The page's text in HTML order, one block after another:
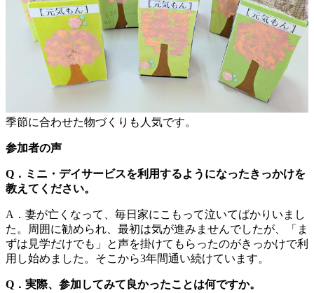
季節に合わせた物づくりも人気です。
参加者の声
Q．ミニ・デイサービスを利用するようになったきっかけを
教えてください。
A．妻が亡くなって、毎日家にこもって泣いてばかりいまし
た。周囲に勧められ、最初は気が進みませんでしたが、「ま
ずは見学だけでも」と声を掛けてもらったのがきっかけで利
用し始めました。そこから3年間通い続けています。
Q．実際、参加してみて良かったことは何ですか。